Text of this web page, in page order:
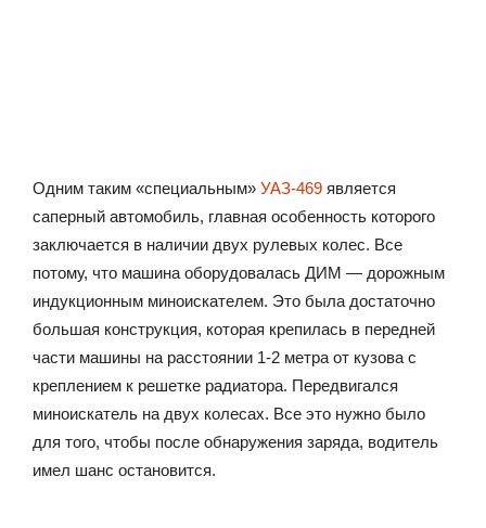
Одним таким «специальным» УАЗ-469 является
саперный автомобиль, главная особенность которого
заключается в наличии двух рулевых колес. Все
потому, что машина оборудовалась ДИМ — дорожным
индукционным миноискателем. Это была достаточно
большая конструкция, которая крепилась в передней
части машины на расстоянии 1-2 метра от кузова с
креплением к решетке радиатора. Передвигался
миноискатель на двух колесах. Все это нужно было
для того, чтобы после обнаружения заряда, водитель
имел шанс остановится.